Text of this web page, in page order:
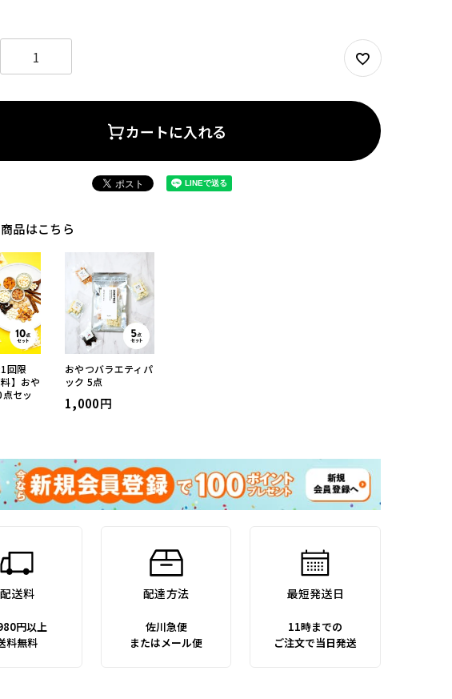
カートに入れる
品はこちら
1回限
】おや
セッ
おやつバラエティパ
ック 5点
1,000
配送料
円以上
料無料
配達方法
佐川急便
またはメール便
最短発送日
11時までの
ご注文で当日発送